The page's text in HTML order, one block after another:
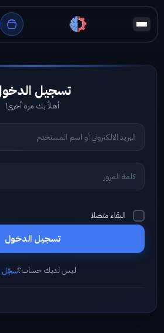
أهلاً بك مرة أخرى!
البقاء متصلا
تسجيل الدخول
ليس لديك حساب؟سجّل